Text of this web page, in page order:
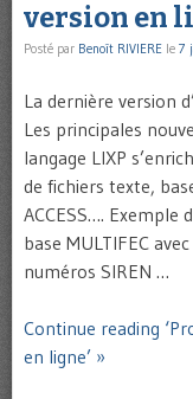
version en
Posté par Benoît RIVIERE le 7
La dernière version
Les principales
langage LIXP
de fichiers texte,
ACCESS…. Exemple
base MULTIFEC
numéros SIREN …
Continue reading
en ligne’ »